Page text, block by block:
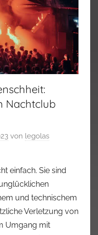
Nachtclub
von legolas
einfach. Sie sind
und technischem
Verletzung von
Umgang mit